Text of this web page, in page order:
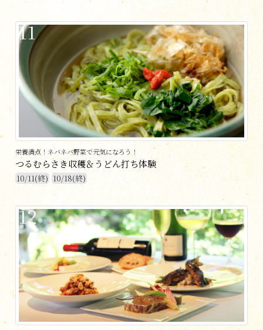
11
栄養満点！ネバネバ野菜で元気になろう！
つるむらさき収穫＆うどん打ち体験
10/11(終) 10/18(終)
12